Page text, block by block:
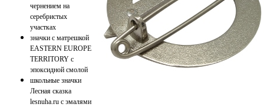
чернением на
серебристых
участках
значки с матрешкой
EASTERN EUROPE
TERRITORY с
эпоксидной смолой
школьные значки
Лесная сказка
lesnuha.ru с эмалями